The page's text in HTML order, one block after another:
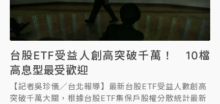
台股ETF受益人創高突破千萬！ 10檔
高息型最受歡迎
【記者吳珍儀／台北報導】最新台股ETF受益人數創高
突破千萬大關，根據台股ETF集保戶股權分散統計最新